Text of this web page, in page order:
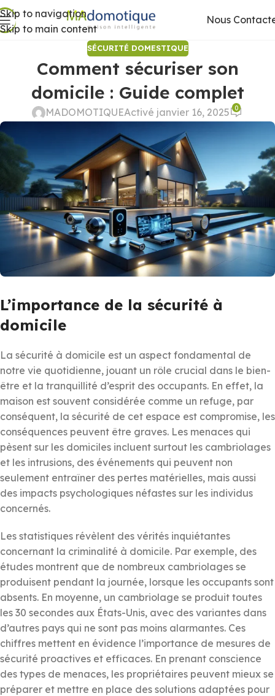
Skip to navigation
Skip to main content
Nous
SÉCURITÉ DOMESTIQUE
Comment sécuriser son
domicile : Guide complet
MADOMOTIQUEActivé janvier 16, 2025 0
L’importance de la sécurité à
domicile
La sécurité à domicile est un aspect fondamental de
notre vie quotidienne, jouant un rôle crucial dans le bien-
être et la tranquillité d’esprit des occupants. En effet, la
maison est souvent considérée comme un refuge, par
conséquent, la sécurité de cet espace est compromise, les
conséquences peuvent être graves. Les menaces qui
pèsent sur les domiciles incluent surtout les cambriolages
et les intrusions, des événements qui peuvent non
seulement entraîner des pertes matérielles, mais aussi
des impacts psychologiques néfastes sur les individus
concernés.
Les statistiques révèlent des vérités inquiétantes
concernant la criminalité à domicile. Par exemple, des
études montrent que de nombreux cambriolages se
produisent pendant la journée, lorsque les occupants sont
absents. En moyenne, un cambriolage se produit toutes
les 30 secondes aux États-Unis, avec des variantes dans
d’autres pays qui ne sont pas moins alarmantes. Ces
chiffres mettent en évidence l’importance de mesures de
sécurité proactives et efficaces. En prenant conscience
des types de menaces, les propriétaires peuvent mieux se
préparer et mettre en place des solutions adaptées pour